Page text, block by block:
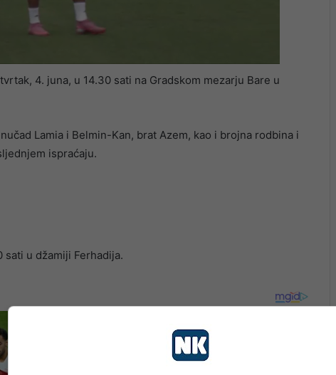
4. juna, u 14.30 sati na Gradskom mezarju Bare u
Lamia i Belmin-Kan, brat Azem, kao i brojna rodbina i
ispraćaju.
u džamiji Ferhadija.